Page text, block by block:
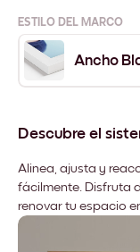
ESTILO DEL MARCO
Ancho
Descubre el
Alinea, ajusta y
fácilmente. Disfruta
renovar tu espacio